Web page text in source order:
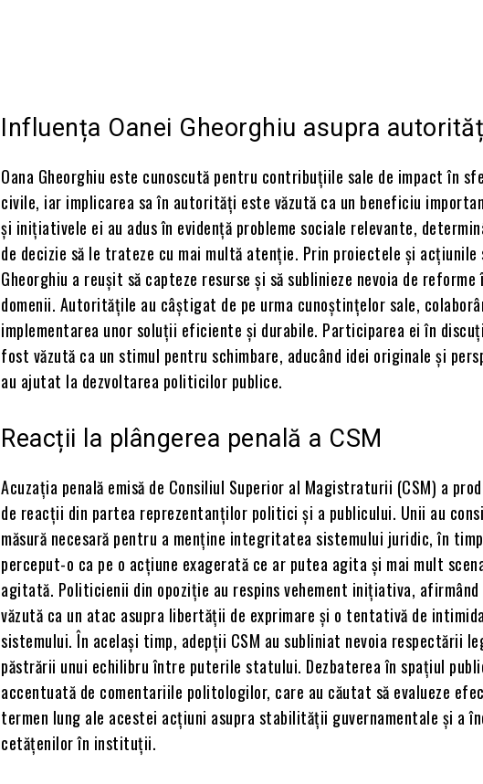
Influența Oanei Gheorghiu asupra
Oana Gheorghiu este cunoscută pentru contribuțiile sale de impact în
civile, iar implicarea sa în autorități este văzută ca un beneficiu
și inițiativele ei au adus în evidență probleme sociale relevante,
de decizie să le trateze cu mai multă atenție. Prin proiectele și acțiunile
Gheorghiu a reușit să capteze resurse și să sublinieze nevoia de
domenii. Autoritățile au câștigat de pe urma cunoștințelor sale,
implementarea unor soluții eficiente și durabile. Participarea ei în
fost văzută ca un stimul pentru schimbare, aducând idei originale și
au ajutat la dezvoltarea politicilor publice.
Reacții la plângerea penală a CSM
Acuzația penală emisă de Consiliul Superior al Magistraturii (CSM) a
de reacții din partea reprezentanților politici și a publicului. Unii au
măsură necesară pentru a menține integritatea sistemului juridic, în
perceput-o ca pe o acțiune exagerată ce ar putea agita și mai mult
agitată. Politicienii din opoziție au respins vehement inițiativa,
văzută ca un atac asupra libertății de exprimare și o tentativă de
sistemului. În același timp, adepții CSM au subliniat nevoia respectării
păstrării unui echilibru între puterile statului. Dezbaterea în spațiul
accentuată de comentariile politologilor, care au căutat să evalueze
termen lung ale acestei acțiuni asupra stabilității guvernamentale și a
cetățenilor în instituții.